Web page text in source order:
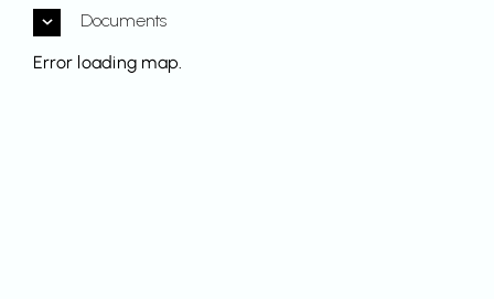
Documents
Error loading map.